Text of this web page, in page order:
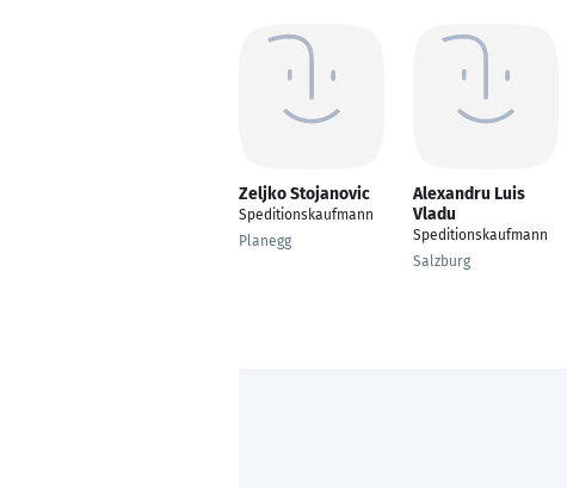
Zeljko Stojanovic
Speditionskaufmann
Planegg
Alexandru Luis
Vladu
Speditionskaufmann
Salzburg